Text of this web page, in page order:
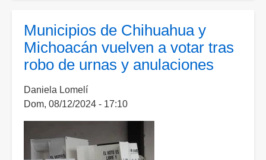
estadounidenses
"no
olvidar"
episodio
del
Capitolio
Municipios de Chihuahua y
Michoacán vuelven a votar tras
robo de urnas y anulaciones
Daniela Lomelí
Dom, 08/12/2024 - 17:10